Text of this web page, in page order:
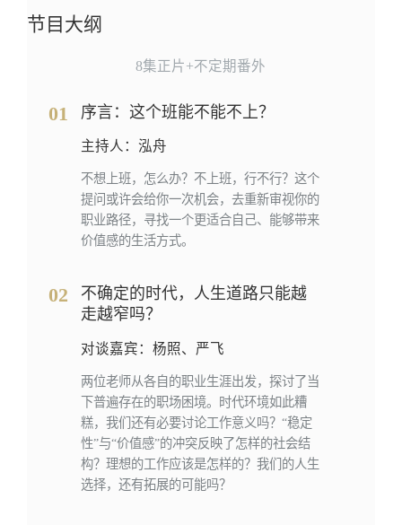
节目大纲
8集正片+不定期番外
01 序言：这个班能不能不上？
主持人：泓舟
不想上班，怎么办？不上班，行不行？这个
提问或许会给你一次机会，去重新审视你的
职业路径，寻找一个更适合自己、能够带来
价值感的生活方式。
02
不确定的时代，人生道路只能越
走越窄吗？
对谈嘉宾：杨照、严飞
两位老师从各自的职业生涯出发，探讨了当
下普遍存在的职场困境。时代环境如此糟
糕，我们还有必要讨论工作意义吗？“稳定
性”与“价值感”的冲突反映了怎样的社会结
构？理想的工作应该是怎样的？我们的人生
选择，还有拓展的可能吗？